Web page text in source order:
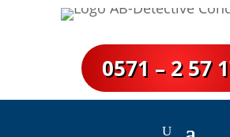
0571 – 2 57